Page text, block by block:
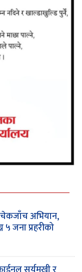
अभियान,
जना प्रहरीको